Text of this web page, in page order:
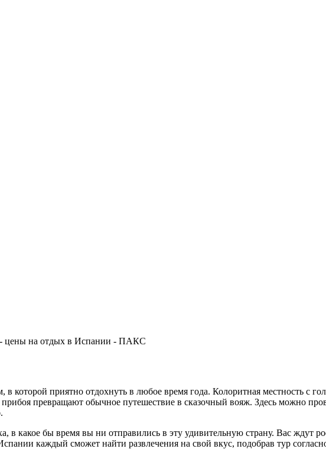
в которой приятно отдохнуть в любое время года. Колоритная местность с
превращают обычное путешествие в сказочный вояж. Здесь можно
в какое бы время вы ни отправились в эту удивительную страну. Вас
каждый сможет найти развлечения на свой вкус, подобрав тур